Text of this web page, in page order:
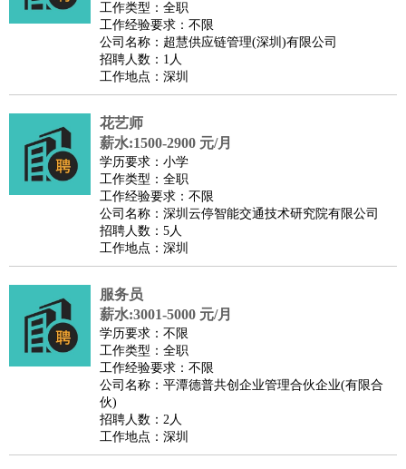
工作类型：全职
工作经验要求：不限
公司名称：超慧供应链管理(深圳)有限公司
招聘人数：1人
工作地点：深圳
花艺师
薪水:1500-2900 元/月
学历要求：小学
工作类型：全职
工作经验要求：不限
公司名称：深圳云停智能交通技术研究院有限公司
招聘人数：5人
工作地点：深圳
服务员
薪水:3001-5000 元/月
学历要求：不限
工作类型：全职
工作经验要求：不限
公司名称：平潭德普共创企业管理合伙企业(有限合
伙)
招聘人数：2人
工作地点：深圳